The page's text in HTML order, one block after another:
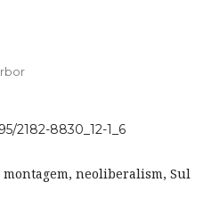
2182-8830_12-1_6
neoliberalism, Sul